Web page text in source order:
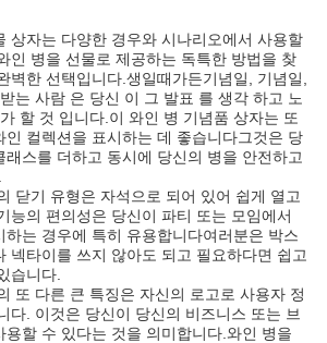
상자는 다양한 경우와 시나리오에서 사용할
인 병을 선물로 제공하는 독특한 방법을 찾
벽한 선택입니다.생일때가든기념일, 기념일,
는 사람 은 당신 이 그 발표 를 생각 하고 노
할 것 입니다.이 와인 병 기념품 상자는 또
인 컬렉션을 표시하는 데 좋습니다그것은 당
래스를 더하고 동시에 당신의 병을 안전하고
닫기 유형은 자석으로 되어 있어 쉽게 열고
능의 편의성은 당신이 파티 또는 모임에서
하는 경우에 특히 유용합니다여러분은 박스
넥타이를 쓰지 않아도 되고 필요하다면 쉽고
습니다.
또 다른 큰 특징은 자신의 로고로 사용자 정
다. 이것은 당신이 당신의 비즈니스 또는 브
용할 수 있다는 것을 의미합니다.와인 병을